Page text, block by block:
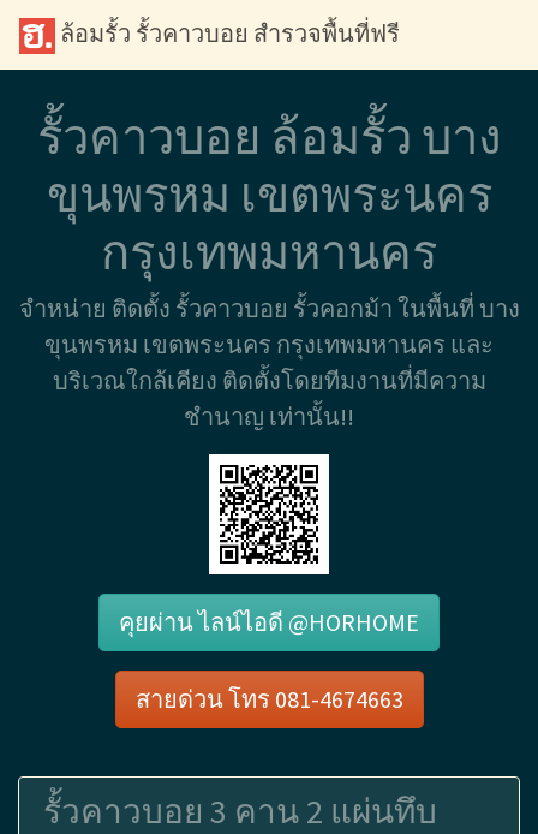
ล้อมรั้ว รั้วคาวบอย สำรวจพื้นที่ฟรี
รั้วคาวบอย ล้อมรั้ว บาง
ขุนพรหม เขตพระนคร
กรุงเทพมหานคร
จำหน่าย ติดตั้ง รั้วคาวบอย รั้วคอกม้า ในพื้นที่ บาง
ขุนพรหม เขตพระนคร กรุงเทพมหานคร และ
บริเวณใกล้เคียง ติดตั้งโดยทีมงานที่มีความ
ชำนาญ เท่านั้น!!
คุยผ่าน ไลน์ไอดี @HORHOME
สายด่วน โทร 081-4674663
รั้วคาวบอย 3 คาน 2 แผ่นทึบ